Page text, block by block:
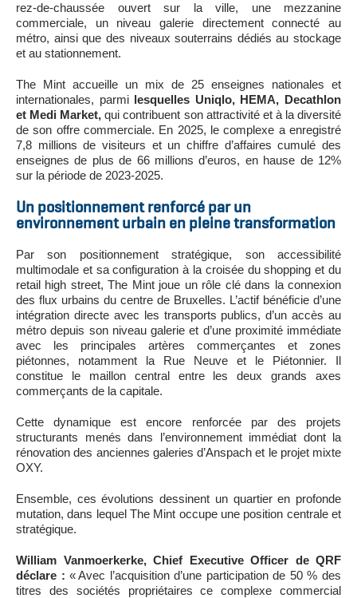
rez-de-chaussée ouvert sur la ville, une mezzanine
commerciale, un niveau galerie directement connecté au
métro, ainsi que des niveaux souterrains dédiés au stockage
et au stationnement.
The Mint accueille un mix de 25 enseignes nationales et
internationales, parmi lesquelles Uniqlo, HEMA, Decathlon
et Medi Market, qui contribuent son attractivité et à la diversité
de son offre commerciale. En 2025, le complexe a enregistré
7,8 millions de visiteurs et un chiffre d’affaires cumulé des
enseignes de plus de 66 millions d’euros, en hause de 12%
sur la période de 2023-2025.
Un positionnement renforcé par un
environnement urbain en pleine transformation
Par son positionnement stratégique, son accessibilité
multimodale et sa configuration à la croisée du shopping et du
retail high street, The Mint joue un rôle clé dans la connexion
des flux urbains du centre de Bruxelles. L’actif bénéficie d’une
intégration directe avec les transports publics, d’un accès au
métro depuis son niveau galerie et d’une proximité immédiate
avec les principales artères commerçantes et zones
piétonnes, notamment la Rue Neuve et le Piétonnier. Il
constitue le maillon central entre les deux grands axes
commerçants de la capitale.
Cette dynamique est encore renforcée par des projets
structurants menés dans l’environnement immédiat dont la
rénovation des anciennes galeries d’Anspach et le projet mixte
OXY.
Ensemble, ces évolutions dessinent un quartier en profonde
mutation, dans lequel The Mint occupe une position centrale et
stratégique.
William Vanmoerkerke, Chief Executive Officer de QRF
déclare :« Avec l’acquisition d’une participation de 50 % des
titres des sociétés propriétaires ce complexe commercial